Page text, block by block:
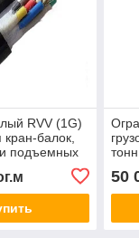
RVV (1G)
балок,
подъемных
50